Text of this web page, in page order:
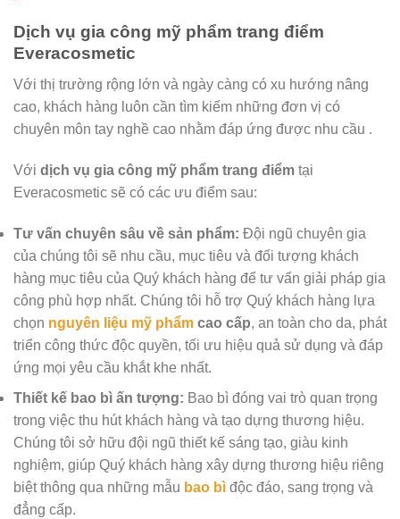
Dịch vụ gia công mỹ phẩm trang điểm
Everacosmetic
Với thị trường rộng lớn và ngày càng có xu hướng nâng
cao, khách hàng luôn cần tìm kiếm những đơn vị có
chuyên môn tay nghề cao nhằm đáp ứng được nhu cầu .
Với dịch vụ gia công mỹ phẩm trang điểm tại
Everacosmetic sẽ có các ưu điểm sau:
Tư vấn chuyên sâu về sản phẩm: Đội ngũ chuyên gia
của chúng tôi sẽ nhu cầu, mục tiêu và đối tượng khách
hàng mục tiêu của Quý khách hàng để tư vấn giải pháp gia
công phù hợp nhất. Chúng tôi hỗ trợ Quý khách hàng lựa
chọn nguyên liệu mỹ phẩm cao cấp, an toàn cho da, phát
triển công thức độc quyền, tối ưu hiệu quả sử dụng và đáp
ứng mọi yêu cầu khắt khe nhất.
Thiết kế bao bì ấn tượng: Bao bì đóng vai trò quan trọng
trong việc thu hút khách hàng và tạo dựng thương hiệu.
Chúng tôi sở hữu đội ngũ thiết kế sáng tạo, giàu kinh
nghiệm, giúp Quý khách hàng xây dựng thương hiệu riêng
biệt thông qua những mẫu bao bì độc đáo, sang trọng và
đẳng cấp.